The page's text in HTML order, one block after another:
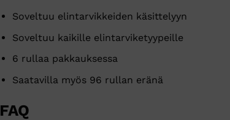
Soveltuu elintarvikkeiden käsittelyyn
Soveltuu kaikille elintarviketyypeille
6 rullaa pakkauksessa
Saatavilla myös 96 rullan eränä
FAQ